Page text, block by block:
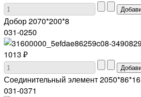
Добор 2070*200*8
031-0250
1013 ₽
Соединительный элемент 2050*86*16
031-0371